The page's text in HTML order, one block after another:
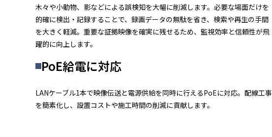
木々や小動物、影などによる誤検知を大幅に削減します。必要な場面だけを
的確に検出・記録することで、録画データの無駄を省き、検索や再生の手間
を大きく軽減。重要な証拠映像を確実に残せるため、監視効率と信頼性が飛
躍的に向上します。
PoE給電に対応
LANケーブル1本で映像伝送と電源供給を同時に行えるPoEに対応。配線工事
を簡素化し、設置コストや施工時間の削減に貢献します。